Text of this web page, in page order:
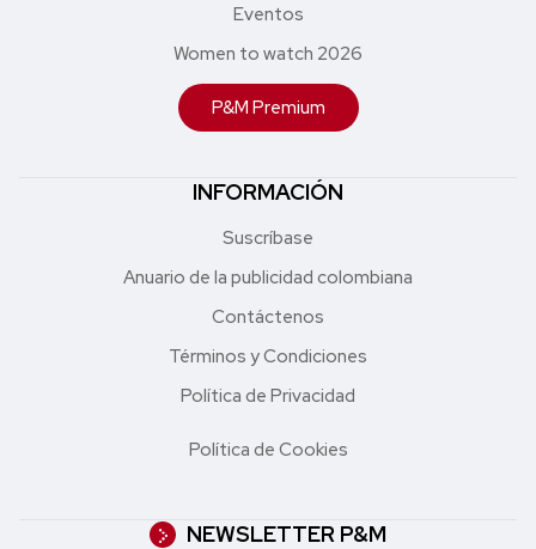
Eventos
Women to watch 2026
P&M Premium
INFORMACIÓN
Suscríbase
Anuario de la publicidad colombiana
Contáctenos
Términos y Condiciones
Política de Privacidad
Política de Cookies
NEWSLETTER P&M